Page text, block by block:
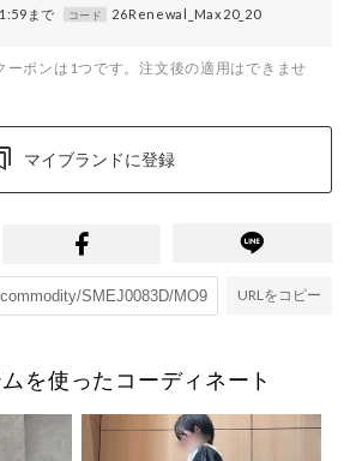
まで コード 26Renewal_Max20_20
ポンは1つです。注文後の適用はできませ
マイブランドに登録
URLをコピー
を使ったコーディネート